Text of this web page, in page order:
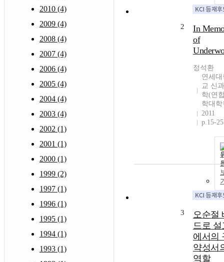
2010 (4)
2009 (4)
2008 (4)
2007 (4)
2006 (4)
2005 (4)
2004 (4)
2003 (4)
2002 (1)
2001 (1)
2000 (1)
1999 (2)
1997 (1)
1996 (1)
1995 (1)
1994 (1)
1993 (1)
2
In
of
정석환
연세대
교 신
학(연
학대
2011
p.15-25
3
오순절
드로 설
에서의
약성서
역할